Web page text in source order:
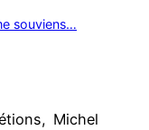
souviens…
Michel